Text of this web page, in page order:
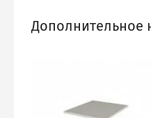
Дополнительное